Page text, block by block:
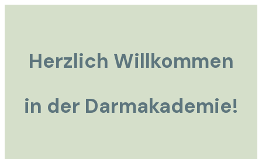
Herzlich Willkommen
in der Darmakademie!